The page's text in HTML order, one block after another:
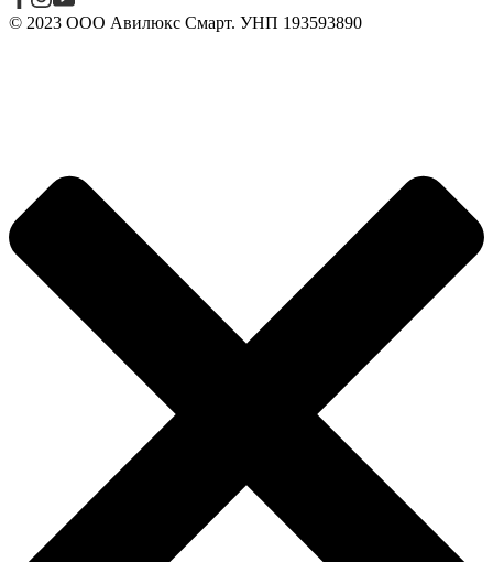
© 2023 ООО Авилюкс Смарт. УНП 193593890